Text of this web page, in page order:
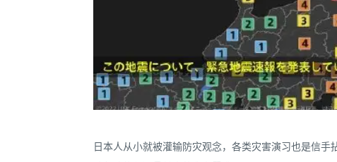
日本人从小就被灌输防灾观念，各类灾害演习也是信